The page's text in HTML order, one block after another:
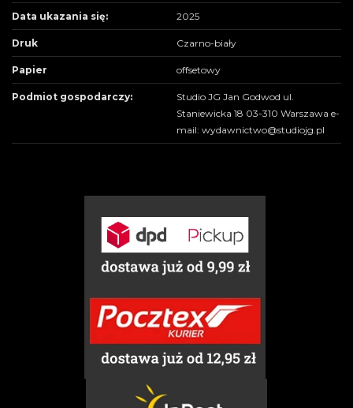
Data ukazania się: 2025
Druk Czarno-biały
Papier offsetowy
Podmiot gospodarczy:
Studio JG Jan Godwod ul.
Staniewicka 18 03-310 Warszawa e-
mail: wydawnictwo@studiojg.pl